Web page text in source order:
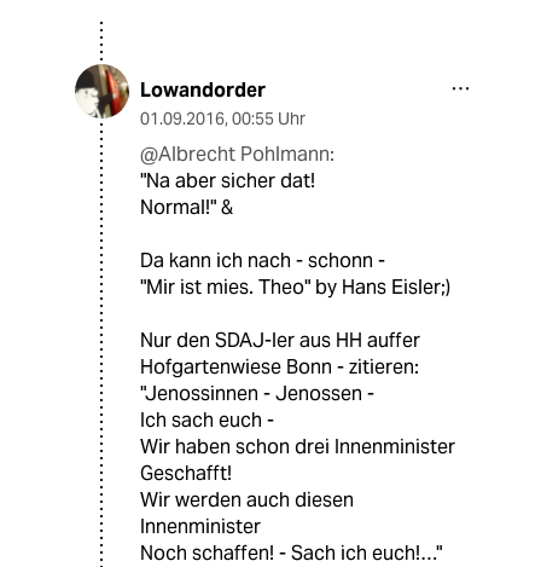
Lowandorder
01.09.2016, 00:55 Uhr
@Albrecht Pohlmann:
"Na aber sicher dat!
Normal!" &
Da kann ich nach - schonn -
"Mir ist mies. Theo" by Hans Eisler;)
Nur den SDAJ-ler aus HH auffer
Hofgartenwiese Bonn - zitieren:
"Jenossinnen - Jenossen -
Ich sach euch -
Wir haben schon drei Innenminister
Geschafft!
Wir werden auch diesen
Innenminister
Noch schaffen! - Sach ich euch!…"